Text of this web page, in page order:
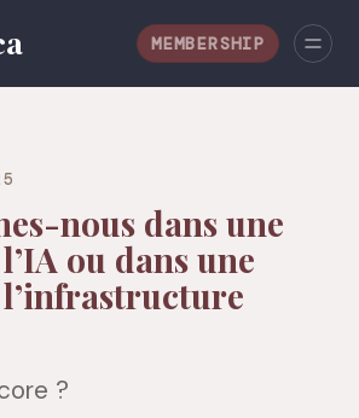
MEMBERSHIP
nous dans une
ou dans une
?